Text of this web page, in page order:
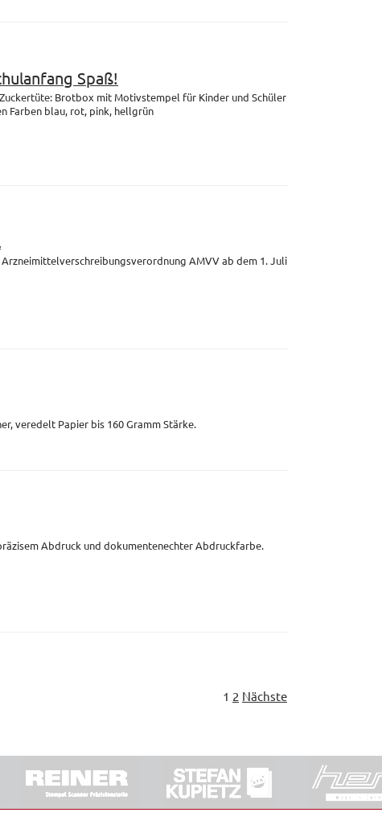
Spaß!
Zuckertüte: Brotbox mit Motivstempel für Kinder und Schüler
Farben blau, rot, pink, hellgrün
AMVV ab dem 1. Juli
veredelt Papier bis 160 Gramm Stärke.
Abdruck und dokumentenechter Abdruckfarbe.
1 2 Nächste